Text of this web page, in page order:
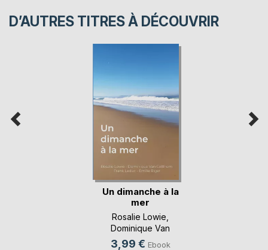
D’AUTRES TITRES À DÉCOUVRIR
Un dimanche à la
mer
Rosalie Lowie
Dominique Van
Cotthem
3,99 € Ebook